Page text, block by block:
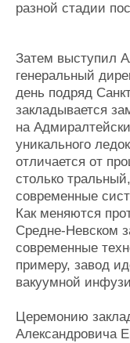
разной стадии
Затем выступил
генеральный
день подряд
закладывается
на
уникального
отличается от
столько
современные
Как меняются
Средне-Невском
современные
примеру, завод
вакуумной
Церемонию
Александровича